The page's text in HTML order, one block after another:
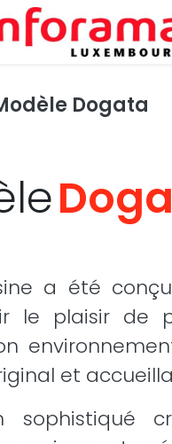
Dogata
a été
le plaisir de
et
sophistiqué